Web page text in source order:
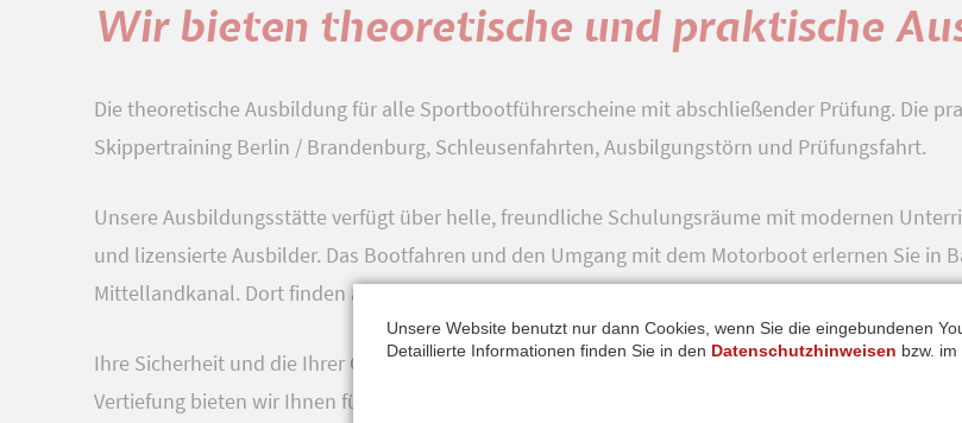
Wir bieten theoretische und praktische
Die theoretische Ausbildung für alle Sportbootführerscheine mit abschließender Prüfung. Die
Skippertraining Berlin / Brandenburg, Schleusenfahrten, Ausbilgungstörn und Prüfungsfahrt.
Unsere Ausbildungsstätte verfügt über helle, freundliche Schulungsräume mit modernen
und lizensierte Ausbilder. Das Bootfahren und den Umgang mit dem Motorboot erlernen Sie in
Mittellandkanal. Dort finden auch die Prüfungen statt.
Ihre Sicherheit und die Ihrer Gäste an Bord hängt entscheidend von Ihren Kenntnissen und
Vertiefung bieten wir Ihnen für einen oder mehrere Tage ein ganz persönliches Skippertraining
Unsere Website benutzt nur dann Cookies, wenn Sie die eingebundenen
Detaillierte Informationen finden Sie in den Datenschutzhinweisen bzw. im